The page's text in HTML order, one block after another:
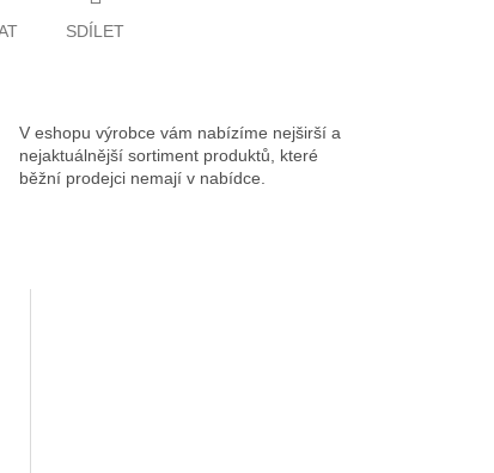
SDÍLET
V eshopu výrobce vám nabízíme nejširší a
nejaktuálnější sortiment produktů, které
běžní prodejci nemají v nabídce.